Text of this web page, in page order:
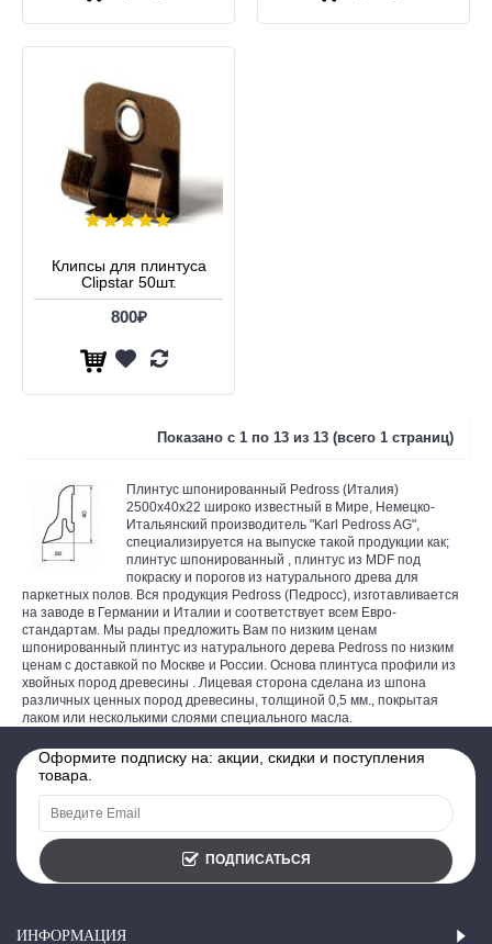
Клипсы для плинтуса
Clipstar 50шт.
800₽
Показано с 1 по 13 из 13 (всего 1 страниц)
Плинтус шпонированный Pedross (Италия)
2500х40х22 широко известный в Мире, Немецко-
Итальянский производитель "Karl Pedross AG",
специализируется на выпуске такой продукции как;
плинтус шпонированный , плинтус из MDF под
покраску и порогов из натурального древа для
паркетных полов. Вся продукция Pedross (Педросс), изготавливается
на заводе в Германии и Италии и соответствует всем Евро-
стандартам. Мы рады предложить Вам по низким ценам
шпонированный плинтус из натурального дерева Pedross по низким
ценам с доставкой по Москве и России. Основа плинтуса профили из
хвойных пород древесины . Лицевая сторона сделана из шпона
различных ценных пород древесины, толщиной 0,5 мм., покрытая
лаком или несколькими слоями специального масла.
Оформите подписку на: акции, скидки и поступления
товара.
ПОДПИСАТЬСЯ
ИНФОРМАЦИЯ